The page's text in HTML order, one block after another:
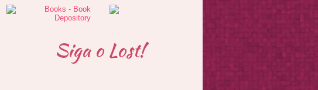
Siga o Lost!